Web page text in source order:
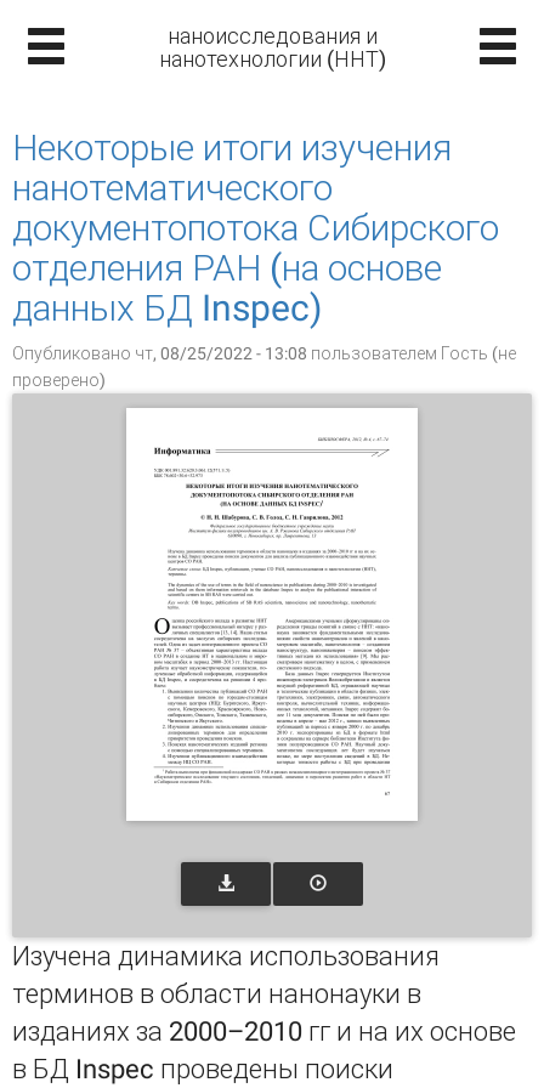
наноисследования и
нанотехнологии (ННТ)
Некоторые итоги изучения
нанотематического
документопотока Сибирского
отделения РАН (на основе
данных БД Inspec)
Опубликовано чт, 08/25/2022 - 13:08 пользователем Гость (не
проверено)
Изучена динамика использования
терминов в области нанонауки в
изданиях за 2000–2010 гг и на их основе
в БД Inspec проведены поиски